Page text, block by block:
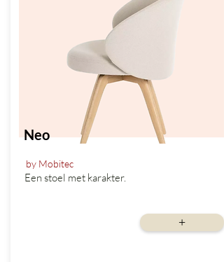
Neo
by Mobitec
Een stoel met karakter.
+